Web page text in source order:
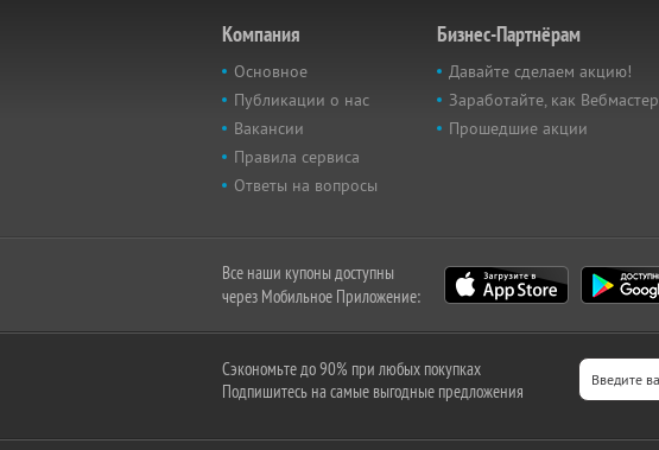
Компания
Основное
Публикации о нас
Вакансии
Правила сервиса
Ответы на вопросы
Бизнес-Партнёрам
Давайте сделаем акцию!
Заработайте, как Вебмастер
Прошедшие акции
Все наши купоны доступны
через Мобильное Приложение:
Сэкономьте до 90% при любых покупках
Подпишитесь на самые выгодные предложения